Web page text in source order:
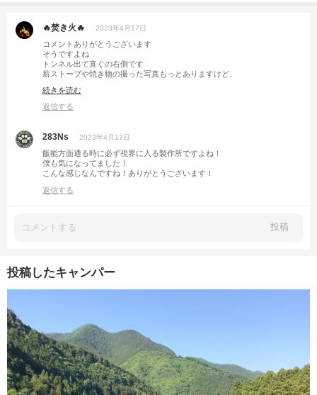
🔥焚き火🔥 2023年4月17日
コメントありがとうございます
そうですよね
トンネル出て直ぐの右側です
薪ストーブや焼き物の撮った写真もっとありますけど、
店主さんはとても良い方でして、お忙しい中でも色々と説明や相談にのっ
てくれます
続きを読む
返信する
283Ns 2023年4月17日
飯能方面通る時に必ず視界に入る製作所ですよね！
僕も気になってました！
こんな感じなんですね！ありがとうございます！
返信する
投稿
投稿したキャンパー